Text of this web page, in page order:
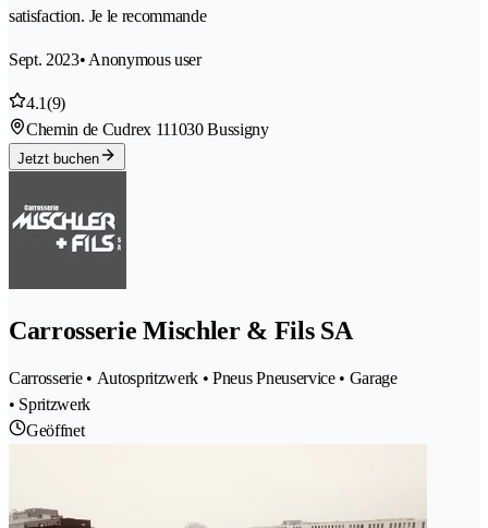
satisfaction. Je le recommande
Sept. 2023• Anonymous user
4.1(9)
Chemin de Cudrex 111030 Bussigny
Jetzt buchen
Carrosserie Mischler & Fils SA
Carrosserie • Autospritzwerk • Pneus Pneuservice • Garage
• Spritzwerk
Geöffnet